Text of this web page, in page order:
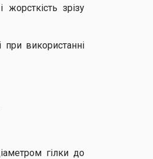
зрізу
використанні
гілки до